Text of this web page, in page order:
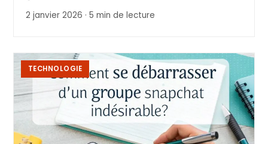
2 janvier 2026 · 5 min de lecture
TECHNOLOGIE